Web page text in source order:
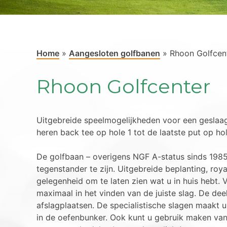
Home » Aangesloten golfbanen » Rhoon
Rhoon Golfcenter
Uitgebreide speelmogelijkheden voor een
heren back tee op hole 1 tot de laatste put op
De golfbaan – overigens NGF A-status sinds
tegenstander te zijn. Uitgebreide beplanting,
gelegenheid om te laten zien wat u in huis hebt.
maximaal in het vinden van de juiste slag. De
afslagplaatsen. De specialistische slagen maakt
in de oefenbunker. Ook kunt u gebruik maken